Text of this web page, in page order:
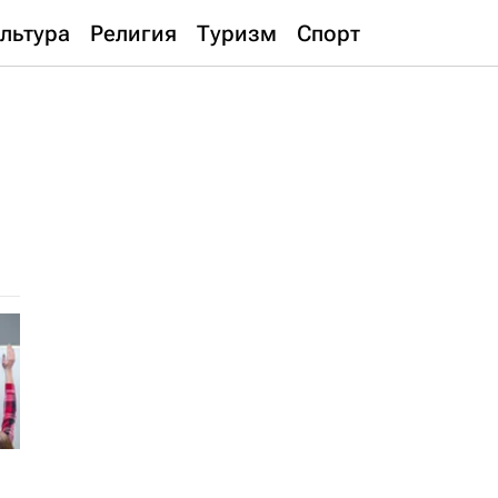
Религия Туризм Спорт